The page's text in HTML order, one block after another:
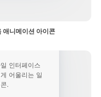
애니메이션 아이콘
인터페이스
어울리는 일
.